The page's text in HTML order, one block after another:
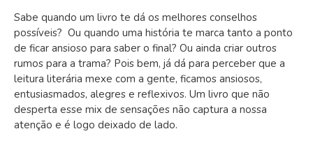
Sabe quando um livro te dá os melhores conselhos
possíveis? Ou quando uma história te marca tanto a ponto
de ficar ansioso para saber o final? Ou ainda criar outros
rumos para a trama? Pois bem, já dá para perceber que a
leitura literária mexe com a gente, ficamos ansiosos,
entusiasmados, alegres e reflexivos. Um livro que não
desperta esse mix de sensações não captura a nossa
atenção e é logo deixado de lado.